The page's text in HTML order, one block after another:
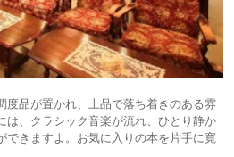
度品が置かれ、上品で落ち着きのある雰
は、クラシック音楽が流れ、ひとり静か
できますよ。お気に入りの本を片手に寛